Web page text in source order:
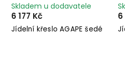
Jídelní křeslo AGAPE šedé
Skladem u dodavatele
6 177 Kč 6